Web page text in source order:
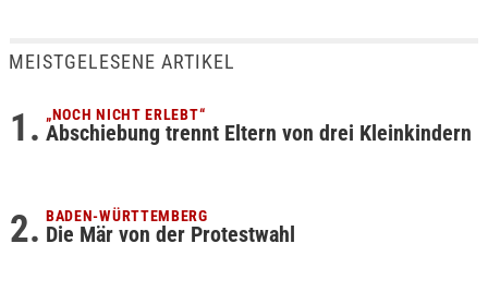
MEISTGELESENE ARTIKEL
„NOCH NICHT ERLEBT“
Abschiebung trennt Eltern von drei Kleinkindern
BADEN-WÜRTTEMBERG
Die Mär von der Protestwahl